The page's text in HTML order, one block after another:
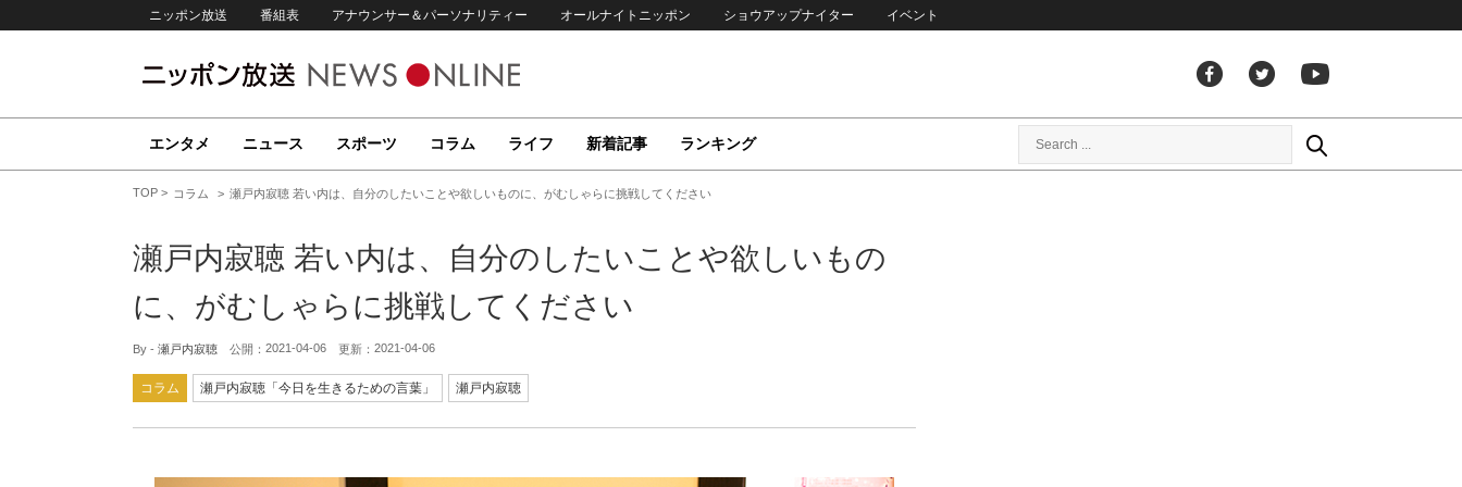
ニッポン放送 番組表 アナウンサー＆パーソナリティー オールナイトニッポン ショウアップナイター イベント
エンタメ ニュース スポーツ コラム ライフ 新着記事 ランキング
TOP コラム 瀬戸内寂聴 若い内は、自分のしたいことや欲しいものに、がむしゃらに挑戦してください
瀬戸内寂聴 若い内は、自分のしたいことや欲しいもの
に、がむしゃらに挑戦してください
By - 瀬戸内寂聴 公開： 2021-04-06 更新： 2021-04-06
コラム 瀬戸内寂聴「今日を生きるための言葉」 瀬戸内寂聴